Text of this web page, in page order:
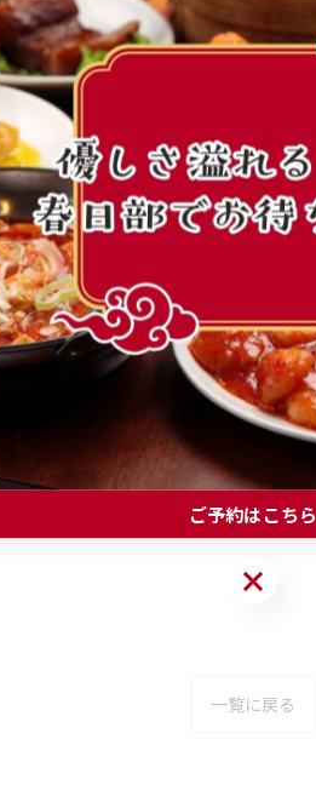
改良の余地あり…！
ている所です！！！🐷
願いします！！✨
うかも…？
一覧に戻る
ご予約はこちら
ご予約はこちら